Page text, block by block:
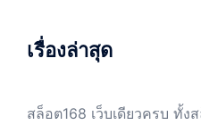
เรื่องล่าสุด
สล็อต168 เว็บเดียวครบ ทั้